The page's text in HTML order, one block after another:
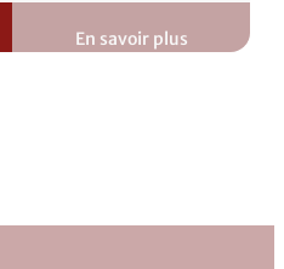
En savoir plus
: